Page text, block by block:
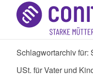
Schlagwortarchiv für:
USt. für Vater und